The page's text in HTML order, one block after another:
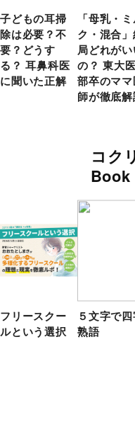
子どもの耳掃
除は必要？不
要？どうす
る？ 耳鼻科医
に聞いた正解
「母乳・
ク・混合
局どれが
の？ 東大
部卒のマ
師が徹底
コク
Book
フリースクー
ルという選択
５文字で
熟語